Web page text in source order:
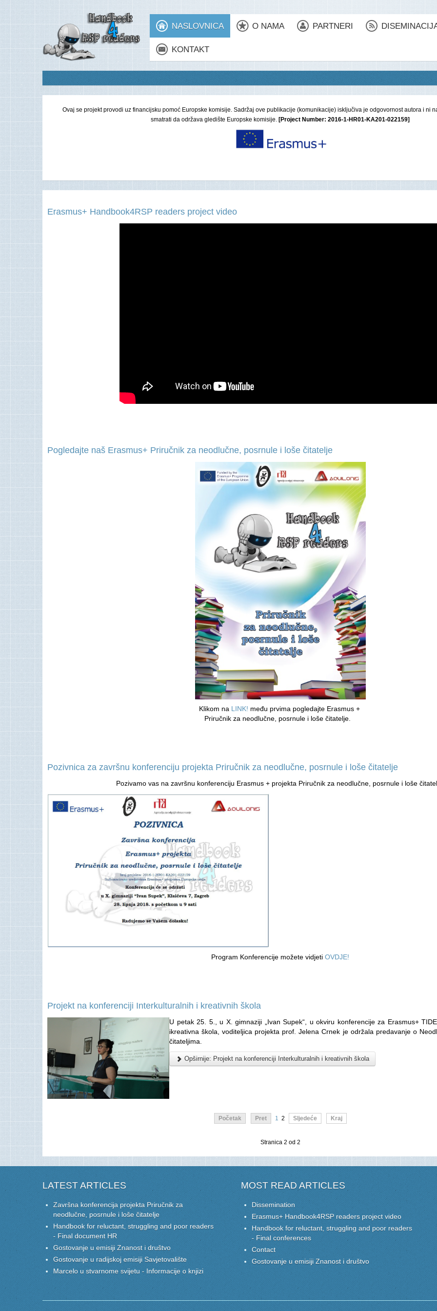
NASLOVNICA O NAMA PARTNERI
KONTAKT
Ovaj se projekt provodi uz financijsku pomoć Europske komisije. Sadržaj ove publikacije (komunikacije) isključiva je odgovornost autora i ni
smatrati da održava gledište Europske komisije. [Project Number: 2016-1-HR01-KA201-022159]
Erasmus+ Handbook4RSP readers project video
Pogledajte naš Erasmus+ Priručnik za neodlučne, posrnule i loše čitatelje
Klikom na LINK! među prvima pogledajte Erasmus +
Priručnik za neodlučne, posrnule i loše čitatelje.
Pozivnica za završnu konferenciju projekta Priručnik za neodlučne, posrnule i loše čitatelje
Pozivamo vas na završnu konferenciju Erasmus + projekta Priručnik za neodlučne, posrnule i loše
Program Konferencije možete vidjeti OVDJE!
Projekt na konferenciji Interkulturalnih i kreativnih škola
U petak 25. 5., u X. gimnaziji „Ivan Supek“, u okviru konferencije za Erasmus+
ikreativna škola, voditeljica projekta prof. Jelena Crnek je održala predavanje o
čitateljima.
Opširnije: Projekt na konferenciji Interkulturalnih i kreativnih škola
Početak Pret 1 2 Sljedeće Kraj
Stranica 2 od 2
LATEST ARTICLES
Završna konferencija projekta Priručnik za
neodlučne, posrnule i loše čitatelje
Handbook for reluctant, struggling and poor readers
- Final document HR
Gostovanje u emisiji Znanost i društvo
Gostovanje u radijskoj emisiji Savjetovalište
Marcelo u stvarnome svijetu - Informacije o knjizi
MOST READ ARTICLES
Dissemination
Erasmus+ Handbook4RSP readers project video
Handbook for reluctant, struggling and poor readers
- Final conferences
Contact
Gostovanje u emisiji Znanost i društvo